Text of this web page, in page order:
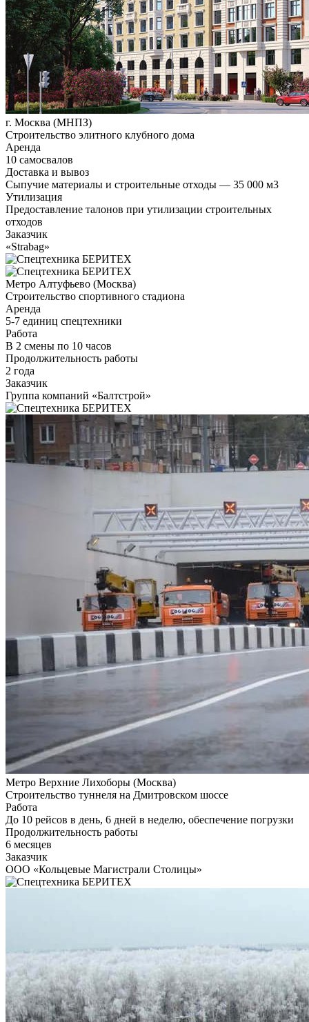
г. Москва (МНПЗ)
Строительство элитного клубного дома
Аренда
10 самосвалов
Доставка и вывоз
Сыпучие материалы и строительные отходы — 35 000 м3
Утилизация
Предоставление талонов при утилизации строительных
отходов
Заказчик
«Strabag»
Метро Алтуфьево (Москва)
Строительство спортивного стадиона
Аренда
5-7 единиц спецтехники
Работа
В 2 смены по 10 часов
Продолжительность работы
2 года
Заказчик
Группа компаний «Балтстрой»
Метро Верхние Лихоборы (Москва)
Строительство туннеля на Дмитровском шоссе
Работа
До 10 рейсов в день, 6 дней в неделю, обеспечение погрузки
Продолжительность работы
6 месяцев
Заказчик
ООО «Кольцевые Магистрали Столицы»